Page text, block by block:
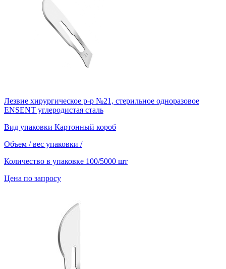
Лезвие хирургическое р-р №21, стерильное одноразовое
ENSENT углеродистая сталь
Вид упаковки Картонный короб
Объем / вес упаковки /
Количество в упаковке 100/5000 шт
Цена по запросу